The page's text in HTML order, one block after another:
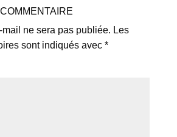
ne sera pas publiée. Les
sont indiqués avec *